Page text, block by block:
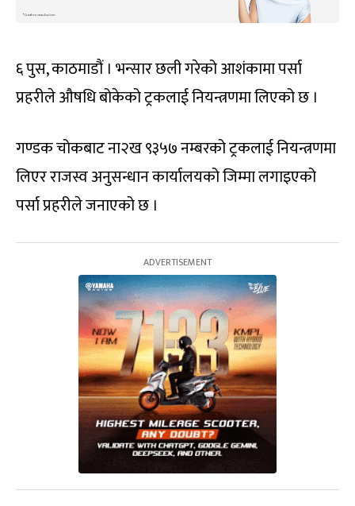
६ पुस, काठमाडौं । भन्सार छली गरेको आशंकामा पर्सा
प्रहरीले औषधि बोकेको ट्रकलाई नियन्त्रणमा लिएको छ ।
गण्डक चोकबाट ना२ख ९३५७ नम्बरको ट्रकलाई नियन्त्रणमा
लिएर राजस्व अनुसन्धान कार्यालयको जिम्मा लगाइएको
पर्सा प्रहरीले जनाएको छ ।